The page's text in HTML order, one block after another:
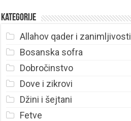
Kategorije
Allahov qader i zanimljivosti
Bosanska sofra
Dobročinstvo
Dove i zikrovi
Džini i šejtani
Fetve